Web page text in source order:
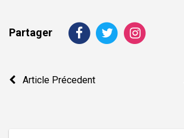
Partager
Navigation
Article Précedent